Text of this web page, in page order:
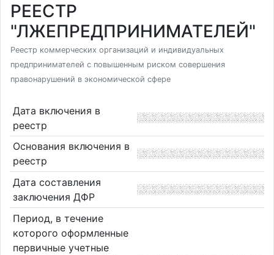
РЕЕСТР
"ЛЖЕПРЕДПРИНИМАТЕЛЕЙ"
Реестр коммерческих организаций и индивидуальных
предпринимателей с повышенным риском совершения
правонарушений в экономической сфере
Дата включения в
реестр
Основания включения в
реестр
Дата составления
заключения ДФР
Период, в течение
которого оформленные
первичные учетные